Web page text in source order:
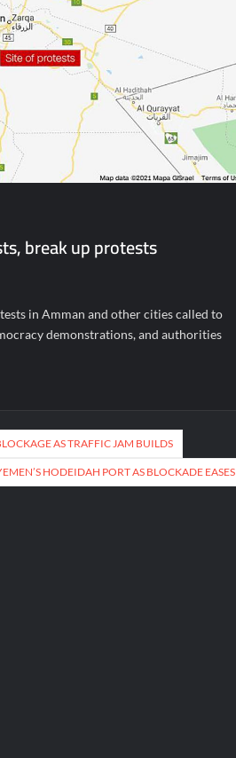
break up protests
in Amman and other cities called to
demonstrations, and authorities
AS TRAFFIC JAM BUILDS
HODEIDAH PORT AS BLOCKADE EASES